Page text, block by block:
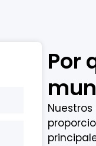
Por